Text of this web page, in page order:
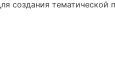
создания тематической